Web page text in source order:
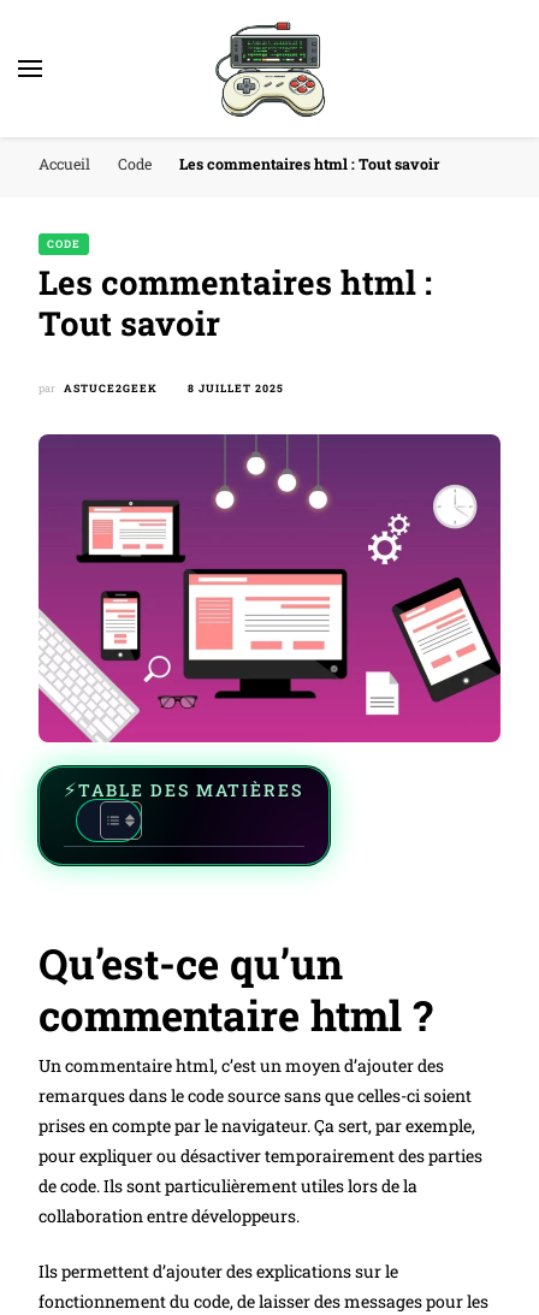
Accueil Code Les commentaires html : Tout savoir
CODE
Les commentaires html :
Tout savoir
par ASTUCE2GEEK 8 JUILLET 2025
TABLE DES MATIÈRES
Qu’est-ce qu’un
commentaire html ?
Un commentaire html, c’est un moyen d’ajouter des
remarques dans le code source sans que celles-ci soient
prises en compte par le navigateur. Ça sert, par exemple,
pour expliquer ou désactiver temporairement des parties
de code. Ils sont particulièrement utiles lors de la
collaboration entre développeurs.
Ils permettent d’ajouter des explications sur le
fonctionnement du code, de laisser des messages pour les